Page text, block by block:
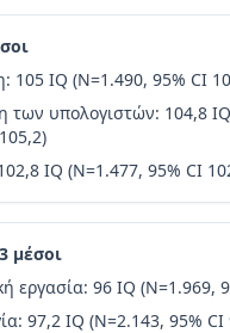
105 IQ (N=1.490, 95% CI
των υπολογιστών: 104,8
IQ (N=1.477, 95% CI
μέσοι
εργασία: 96 IQ (N=1.969,
97,2 IQ (N=2.143, 95%